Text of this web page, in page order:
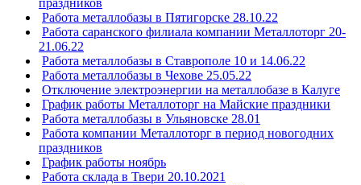
праздников
Работа металлобазы в Пятигорске 28.10.22
Работа саранского филиала компании Металлоторг 20-
21.06.22
Работа металлобазы в Ставрополе 10 и 14.06.22
Работа металлобазы в Чехове 25.05.22
Отключение электроэнергии на металлобазе в Калуге
График работы Металлоторг на Майские праздники
Работа металлобазы в Ульяновске 28.01
Работа компании Металлоторг в период новогодних
праздников
График работы ноябрь
Работа склада в Твери 20.10.2021